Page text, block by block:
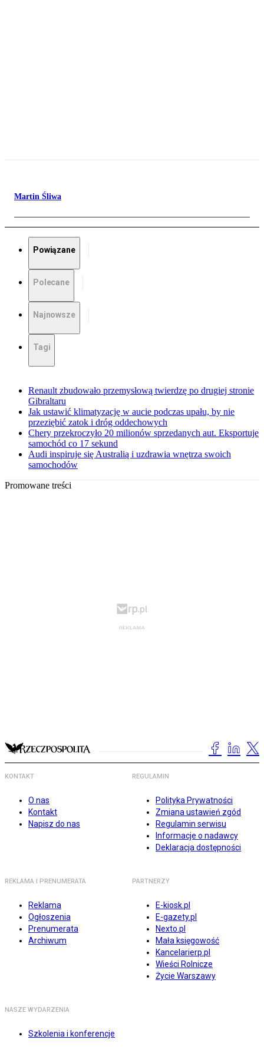
Martin Śliwa
Powiązane
Polecane
Najnowsze
Tagi
Renault zbudowało przemysłową twierdzę po drugiej stronie
Gibraltaru
Jak ustawić klimatyzację w aucie podczas upału, by nie
przeziębić zatok i dróg oddechowych
Chery przekroczyło 20 milionów sprzedanych aut. Eksportuje
samochód co 17 sekund
Audi inspiruje się Australią i uzdrawia wnętrza swoich
samochodów
Promowane treści
KONTAKT
O nas
Kontakt
Napisz do nas
REGULAMIN
Polityka Prywatności
Zmiana ustawień zgód
Regulamin serwisu
Informacje o nadawcy
Deklaracja dostępności
REKLAMA I PRENUMERATA
Reklama
Ogłoszenia
Prenumerata
Archiwum
PARTNERZY
E-kiosk.pl
E-gazety.pl
Nexto.pl
Mała księgowość
Kancelarierp.pl
Wieści Rolnicze
Życie Warszawy
NASZE WYDARZENIA
Szkolenia i konferencje